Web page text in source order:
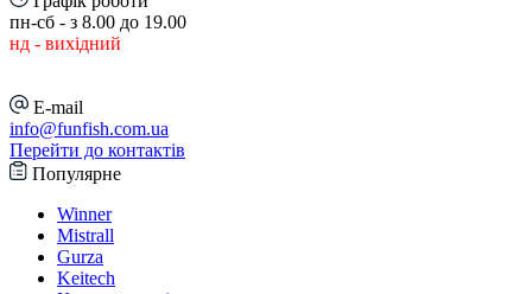
пн-сб - з 8.00 до 19.00
нд - вихідний
E-mail
info@funfish.com.ua
Перейти до контактів
Популярне
Winner
Mistrall
Gurza
Keitech